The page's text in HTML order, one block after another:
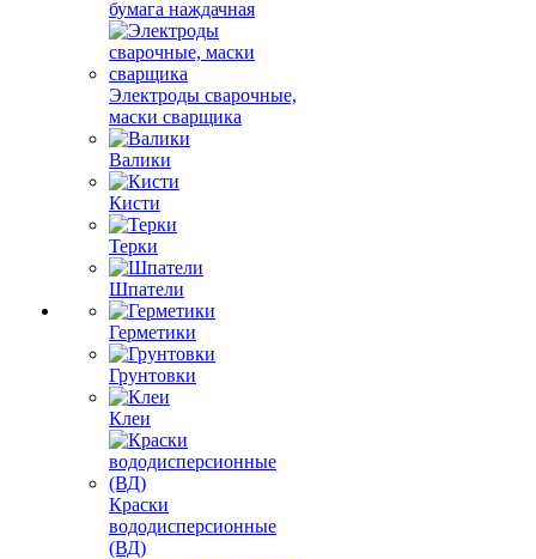
бумага наждачная
Электроды сварочные,
маски сварщика
Валики
Кисти
Терки
Шпатели
Герметики
Грунтовки
Клеи
Краски
вододисперсионные
(ВД)